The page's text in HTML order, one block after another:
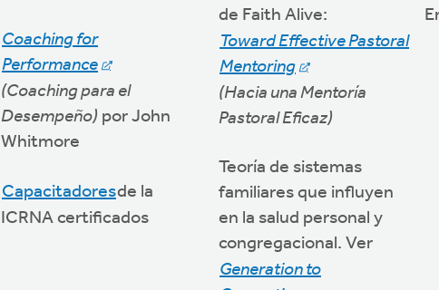
Coaching for
Performance
(Coaching para el
Desempeño) por John
Whitmore
Capacitadoresde la
ICRNA certificados
de Faith Alive:
Toward Effective Pastoral
Mentoring
(Hacia una Mentoría
Pastoral Eficaz)
Teoría de sistemas
familiares que influyen
en la salud personal y
congregacional. Ver
Generation to